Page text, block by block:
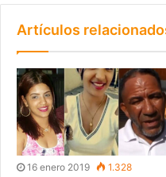
Artículos
16 enero 2019 1.328